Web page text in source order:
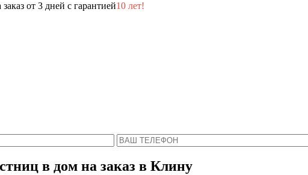
от 3 дней с гарантией10 лет!
в дом на заказ в Клину